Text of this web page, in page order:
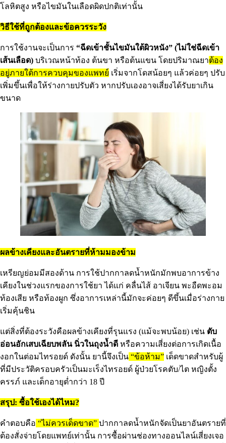
โลหิตสูง หรือไขมันในเลือดผิดปกติเท่านั้น
วิธีใช้ที่ถูกต้องและข้อควรระวัง
การใช้งานจะเป็นการ “ฉีดเข้าชั้นไขมันใต้ผิวหนัง” (ไม่ใช่ฉีดเข้า
เส้นเลือด) บริเวณหน้าท้อง ต้นขา หรือต้นแขน โดยปริมาณยาต้อง
อยู่ภายใต้การควบคุมของแพทย์ เริ่มจากโดสน้อยๆ แล้วค่อยๆ ปรับ
เพิ่มขึ้นเพื่อให้ร่างกายปรับตัว หากปรับเองอาจเสี่ยงได้รับยาเกิน
ขนาด
ผลข้างเคียงและอันตรายที่ห้ามมองข้าม
เหรียญย่อมมีสองด้าน การใช้ปากกาลดน้ำหนักมักพบอาการข้าง
เคียงในช่วงแรกของการใช้ยา ได้แก่ คลื่นไส้ อาเจียน พะอืดพะอม
ท้องเสีย หรือท้องผูก ซึ่งอาการเหล่านี้มักจะค่อยๆ ดีขึ้นเมื่อร่างกาย
เริ่มคุ้นชิน
แต่สิ่งที่ต้องระวังคือผลข้างเคียงที่รุนแรง (แม้จะพบน้อย) เช่น ตับ
อ่อนอักเสบเฉียบพลัน นิ่วในถุงน้ำดี หรือความเสี่ยงต่อการเกิดเนื้อ
งอกในต่อมไทรอยด์ ดังนั้น ยานี้จึงเป็น “ข้อห้าม” เด็ดขาดสำหรับผู้
ที่มีประวัติครอบครัวเป็นมะเร็งไทรอยด์ ผู้ป่วยโรคตับ/ไต หญิงตั้ง
ครรภ์ และเด็กอายุต่ำกว่า 18 ปี
สรุป: ซื้อใช้เองได้ไหม?
คำตอบคือ “ไม่ควรเด็ดขาด” ปากกาลดน้ำหนักจัดเป็นยาอันตรายที่
ต้องสั่งจ่ายโดยแพทย์เท่านั้น การซื้อผ่านช่องทางออนไลน์เสี่ยงเจอ